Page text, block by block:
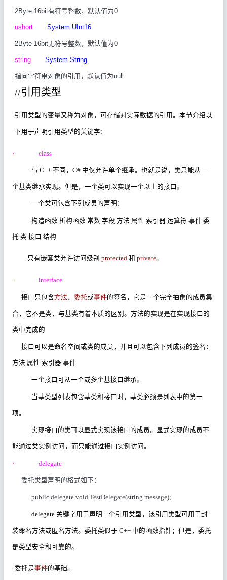
2Byte 16bit有符号整数，默认值为0
ushort System.UInt16
2Byte 16bit无符号整数，默认值为0
string System.String
指向字符串对象的引用，默认值为null
//引用类型
引用类型的变量又称为对象，可存储对实际数据的引用。本节介绍以
下用于声明引用类型的关键字：
· class
与 C++ 不同， C# 中仅允许单个继承。也就是说，类只能从一
个基类继承实现。但是，一个类可以实现一个以上的接口。
一个类可包含下列成员的声明：
构造函数 析构函数 常数 字段 方法 属性 索引器 运算符 事件 委
托 类 接口 结构
只有嵌套类允许访问级别 protected 和 private。
· interface
接口只包含方法、 委托或事件的签名，它是一个完全抽象的成员集
合，它不是类，与基类有着本质的区别。方法的实现是在实现接口的
类中完成的
接口可以是命名空间或类的成员，并且可以包含下列成员的签名：
方法 属性 索引器 事件
一个接口可从一个或多个基接口继承。
当基类型列表包含基类和接口时，基类必须是列表中的第一
项。
实现接口的类可以显式实现该接口的成员。显式实现的成员不
能通过类实例访问，而只能通过接口实例访问。
· delegate
委托类型声明的格式如下：
public delegate void TestDelegate(string message);
delegate 关键字用于声明一个引用类型，该引用类型可用于封
装命名方法或匿名方法。委托类似于 C++ 中的函数指针；但是，委托
是类型安全和可靠的。
委托是事件的基础。